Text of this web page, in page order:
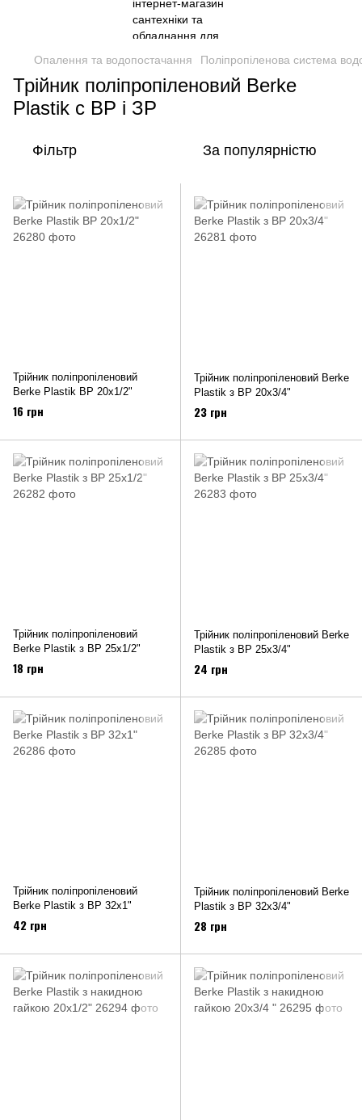
Опалення та водопостачання Поліпропіленова система
Трійник поліпропіленовий Berke
Plastik с ВР і ЗР
Фільтр За популярністю
Трійник поліпропіленовий
Berke Plastik ВР 20х1/2"
16 грн
Трійник поліпропіленовий Berke
Plastik з ВР 20х3/4"
23 грн
Трійник поліпропіленовий
Berke Plastik з ВР 25х1/2"
18 грн
Трійник поліпропіленовий Berke
Plastik з ВР 25х3/4"
24 грн
Трійник поліпропіленовий
Berke Plastik з ВР 32х1"
42 грн
Трійник поліпропіленовий Berke
Plastik з ВР 32х3/4"
28 грн